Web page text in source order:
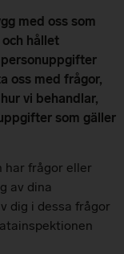
med oss som
hållet
oss med frågor,
vi behandlar,
som gäller
har frågor eller
av dina
dig i dessa frågor